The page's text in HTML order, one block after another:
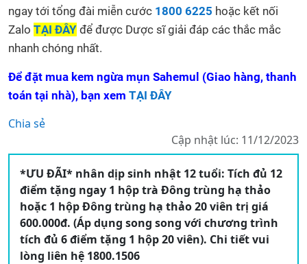
ngay tới tổng đài miễn cước 1800 6225 hoặc kết nối
Zalo TẠI ĐÂY để được Dược sĩ giải đáp các thắc mắc
nhanh chóng nhất.
Để đặt mua kem ngừa mụn Sahemul (Giao hàng, thanh
toán tại nhà), bạn xem TẠI ĐÂY
Chia sẻ
Cập nhật lúc: 11/12/2023
*ƯU ĐÃI* nhân dịp sinh nhật 12 tuổi: Tích đủ 12
điểm tặng ngay 1 hộp trà Đông trùng hạ thảo
hoặc 1 hộp Đông trùng hạ thảo 20 viên trị giá
600.000đ. (Áp dụng song song với chương trình
tích đủ 6 điểm tặng 1 hộp 20 viên). Chi tiết vui
lòng liên hệ 1800.1506